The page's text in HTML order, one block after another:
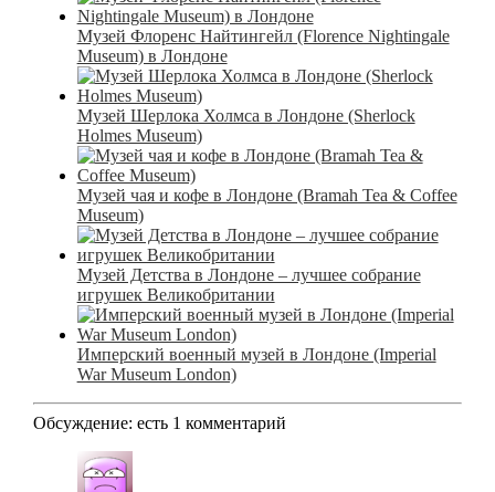
Музей Флоренс Найтингейл (Florence Nightingale
Museum) в Лондоне
Музей Шерлока Холмса в Лондоне (Sherlock
Holmes Museum)
Музей чая и кофе в Лондоне (Bramah Tea & Coffee
Museum)
Музей Детства в Лондоне – лучшее собрание
игрушек Великобритании
Имперский военный музей в Лондоне (Imperial
War Museum London)
Обсуждение: есть 1 комментарий